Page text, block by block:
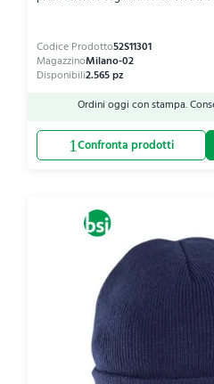
Ordini oggi con stampa.